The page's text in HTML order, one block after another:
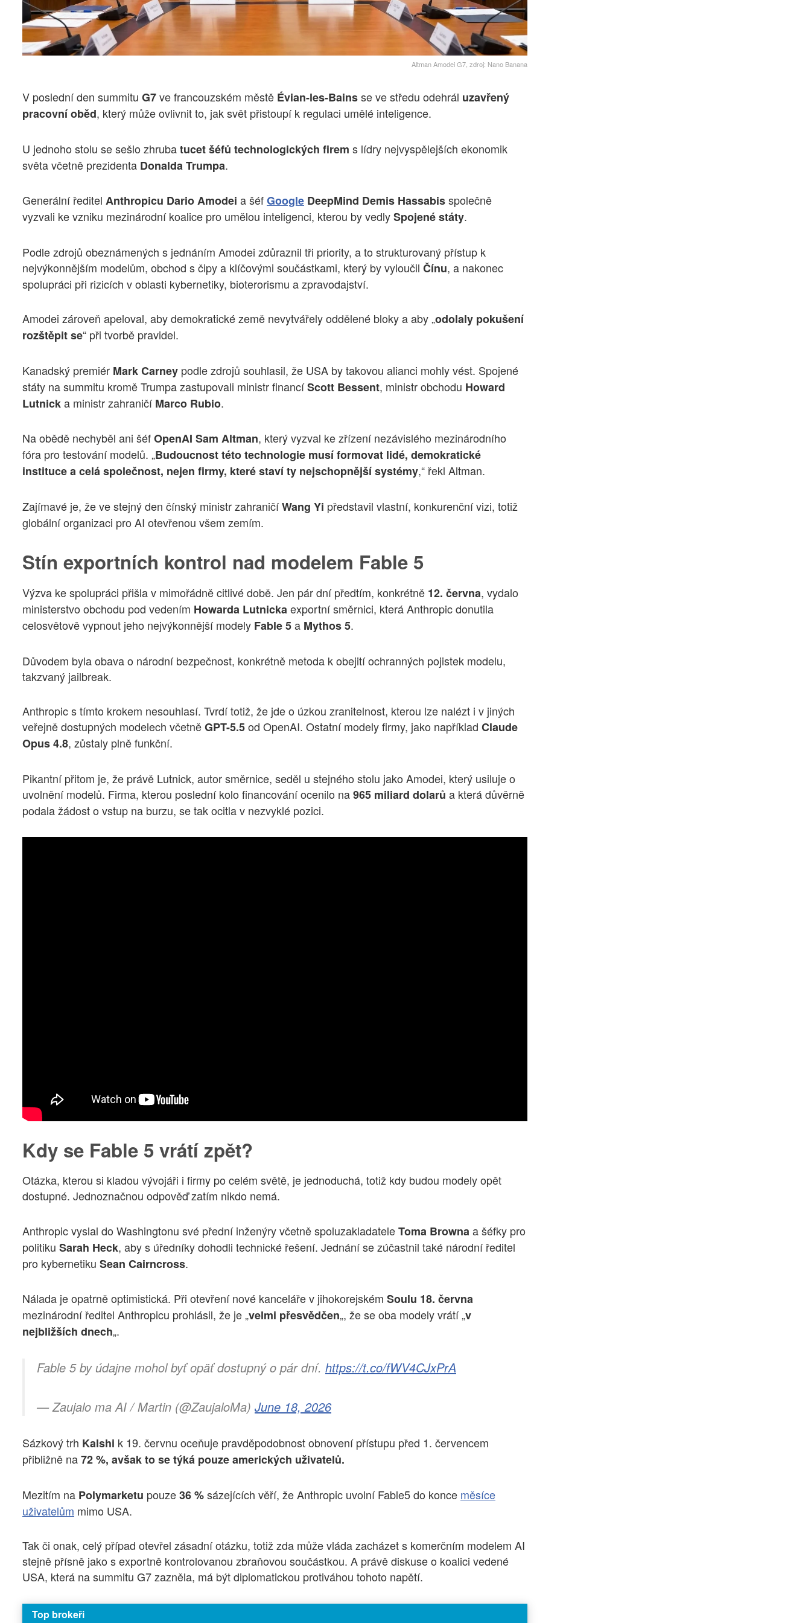
Altman Amodei G7, zdroj: Nano Banana
V poslední den summitu G7ve francouzském městě Évian-les-Bainsse ve středu odehrál uzavřený
pracovní oběd, který může ovlivnit to, jak svět přistoupí k regulaci umělé inteligence.
U jednoho stolu se sešlo zhrubatucetšéfů technologických firem s lídry nejvyspělejších ekonomik
světa včetně prezidenta Donalda Trumpa.
Generální ředitel Anthropicu Dario Amodei a šéfGoogle DeepMind Demis Hassabisspolečně
vyzvali ke vzniku mezinárodní koalice pro umělou inteligenci, kterou by vedlySpojené státy.
Podle zdrojů obeznámených s jednáním Amodei zdůraznil tři priority, a to strukturovaný přístup k
nejvýkonnějším modelům, obchod s čipy a klíčovými součástkami, který by vyloučil Čínu, a nakonec
spolupráci při rizicích v oblasti kybernetiky, bioterorismu a zpravodajství.
Amodei zároveň apeloval, aby demokratické země nevytvářely oddělené bloky a aby „odolaly pokušení
rozštěpit se“ při tvorbě pravidel.
Kanadský premiér Mark Carney podle zdrojů souhlasil, že USA by takovou alianci mohly vést. Spojené
státy na summitu kromě Trumpa zastupovali ministr financíScott Bessent, ministr obchodu Howard
Lutnicka ministr zahraničíMarco Rubio.
Na obědě nechyběl ani šéfOpenAI Sam Altman, který vyzval ke zřízení nezávislého mezinárodního
fóra pro testování modelů. „Budoucnost této technologie musí formovat lidé, demokratické
instituce a celá společnost, nejen firmy, které staví ty nejschopnější systémy,“ řekl Altman.
Zajímavé je, že ve stejný den čínský ministr zahraničíWang Yi představil vlastní, konkurenční vizi, totiž
globální organizaci pro AI otevřenou všem zemím.
Stín exportních kontrol nad modelem Fable 5
Výzva ke spolupráci přišla v mimořádně citlivé době. Jen pár dní předtím, konkrétně 12. června, vydalo
ministerstvo obchodu pod vedením Howarda Lutnickaexportní směrnici, která Anthropic donutila
celosvětově vypnout jeho nejvýkonnější modely Fable 5a Mythos 5.
Důvodem byla obava o národní bezpečnost, konkrétně metoda k obejití ochranných pojistek modelu,
takzvaný jailbreak.
Anthropic s tímto krokem nesouhlasí. Tvrdí totiž, že jde o úzkou zranitelnost, kterou lze nalézt i v jiných
veřejně dostupných modelech včetněGPT-5.5od OpenAI. Ostatní modely firmy, jako například Claude
Opus 4.8, zůstaly plně funkční.
Pikantní přitom je, že právě Lutnick, autor směrnice, seděl u stejného stolu jako Amodei, který usiluje o
uvolnění modelů. Firma, kterou poslední kolo financování ocenilo na965 miliard dolarů a která důvěrně
podala žádost o vstup na burzu, se tak ocitla v nezvyklé pozici.
Kdy se Fable 5 vrátí zpět?
Otázka, kterou si kladou vývojáři i firmy po celém světě, je jednoduchá, totiž kdy budou modely opět
dostupné. Jednoznačnou odpověď zatím nikdo nemá.
Anthropic vyslal do Washingtonu své přední inženýry včetně spoluzakladateleToma Brownaa šéfky pro
politiku Sarah Heck, aby s úředníky dohodli technické řešení. Jednání se zúčastnil také národní ředitel
pro kybernetiku Sean Cairncross.
Nálada je opatrně optimistická. Při otevření nové kanceláře v jihokorejském Soulu 18. června
mezinárodní ředitel Anthropicu prohlásil, že je „velmi přesvědčen„, že se oba modely vrátí „v
nejbližších dnech„.
Fable 5 by údajne mohol byť opäť dostupný o pár dní. https://t.co/fWV4CJxPrA
— Zaujalo ma AI / Martin (@ZaujaloMa) June 18, 2026
Sázkový trh Kalshi k 19. červnu oceňuje pravděpodobnost obnovení přístupu před 1. červencem
přibližně na72 %, avšak to se týká pouze amerických uživatelů.
Mezitím na Polymarketu pouze36 %sázejících věří, že Anthropic uvolní Fable5 do konce měsíce
uživatelům mimo USA.
Tak či onak, celý případ otevřel zásadní otázku, totiž zda může vláda zacházet s komerčním modelem AI
stejně přísně jako s exportně kontrolovanou zbraňovou součástkou. A právě diskuse o koalici vedené
USA, která na summitu G7 zazněla, má být diplomatickou protiváhou tohoto napětí.
Top brokeři